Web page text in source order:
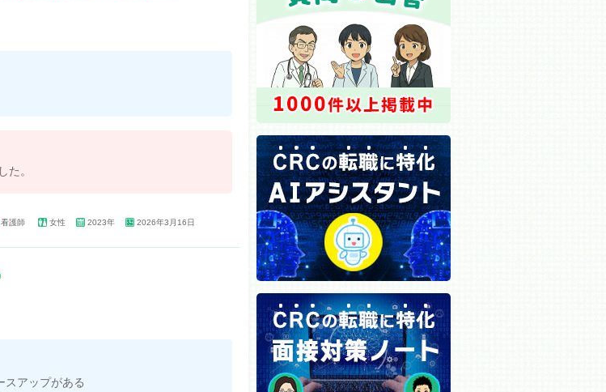
た。
看護師 女性 2023年 2026年3月16日
スアップがある